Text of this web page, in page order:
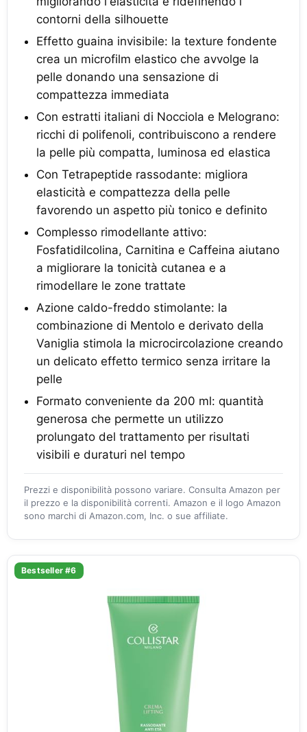
contorni della silhouette
Effetto guaina invisibile: la texture fondente
crea un microfilm elastico che avvolge la
pelle donando una sensazione di
compattezza immediata
Con estratti italiani di Nocciola e Melograno:
ricchi di polifenoli, contribuiscono a rendere
la pelle più compatta, luminosa ed elastica
Con Tetrapeptide rassodante: migliora
elasticità e compattezza della pelle
favorendo un aspetto più tonico e definito
Complesso rimodellante attivo:
Fosfatidilcolina, Carnitina e Caffeina aiutano
a migliorare la tonicità cutanea e a
rimodellare le zone trattate
Azione caldo-freddo stimolante: la
combinazione di Mentolo e derivato della
Vaniglia stimola la microcircolazione creando
un delicato effetto termico senza irritare la
pelle
Formato conveniente da 200 ml: quantità
generosa che permette un utilizzo
prolungato del trattamento per risultati
visibili e duraturi nel tempo
Prezzi e disponibilità possono variare. Consulta Amazon per
il prezzo e la disponibilità correnti. Amazon e il logo Amazon
sono marchi di Amazon.com, Inc. o sue affiliate.
Bestseller #6